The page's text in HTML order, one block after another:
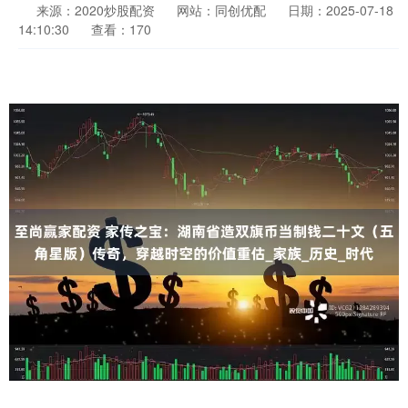
来源：2020炒股配资 网站：同创优配
日期：2025-07-18
14:10:30
查看：170